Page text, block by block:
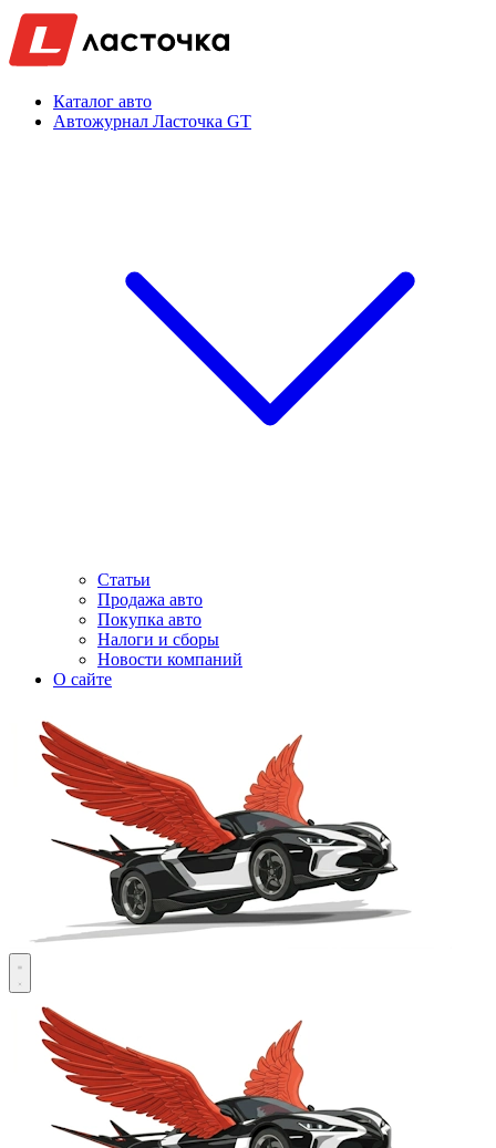
Каталог авто
Автожурнал Ласточка GT
Статьи
Продажа авто
Покупка авто
Налоги и сборы
Новости компаний
О сайте